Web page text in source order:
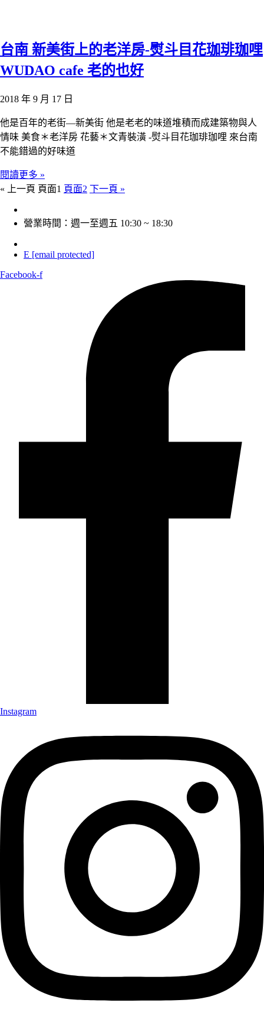
台南 新美街上的老洋房-熨斗目花珈琲珈哩
WUDAO cafe 老的也好
2018 年 9 月 17 日
他是百年的老街—新美街 他是老老的味道堆積而成建築物與人
情味 美食＊老洋房 花藝＊文青裝潢 -熨斗目花珈琲珈哩 來台南
不能錯過的好味道
閱讀更多 »
« 上一頁 頁面1 頁面2 下一頁 »
營業時間：週一至週五 10:30 ~ 18:30
E [email protected]
Facebook-f
Instagram